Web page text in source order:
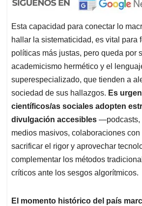
Esta capacidad para conectar lo
hallar la sistematicidad, es vital para
políticas más justas, pero queda por
academicismo hermético y el
superespecializado, que tienden a
sociedad de sus hallazgos. Es
científicos/as sociales adopten
divulgación accesibles —podcasts,
medios masivos, colaboraciones
sacrificar el rigor y aprovechar
complementar los métodos
críticos ante los sesgos algorítmicos.
El momento histórico del país